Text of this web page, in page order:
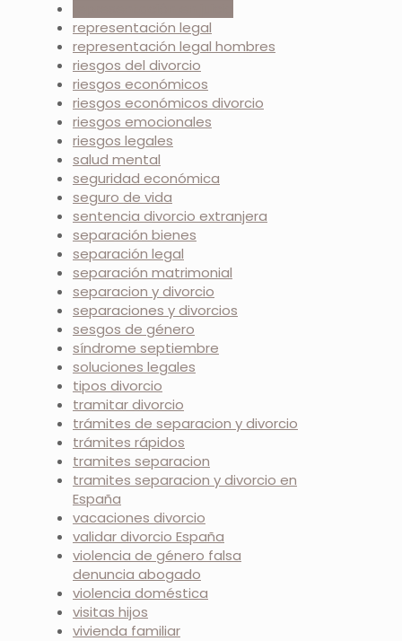
representación legal
representación legal hombres
riesgos del divorcio
riesgos económicos
riesgos económicos divorcio
riesgos emocionales
riesgos legales
salud mental
seguridad económica
seguro de vida
sentencia divorcio extranjera
separación bienes
separación legal
separación matrimonial
separacion y divorcio
separaciones y divorcios
sesgos de género
síndrome septiembre
soluciones legales
tipos divorcio
tramitar divorcio
trámites de separacion y divorcio
trámites rápidos
tramites separacion
tramites separacion y divorcio en
España
vacaciones divorcio
validar divorcio España
violencia de género falsa
denuncia abogado
violencia doméstica
visitas hijos
vivienda familiar